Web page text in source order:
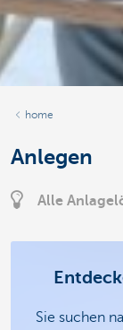
home
Anlegen
Alle
Sie suchen